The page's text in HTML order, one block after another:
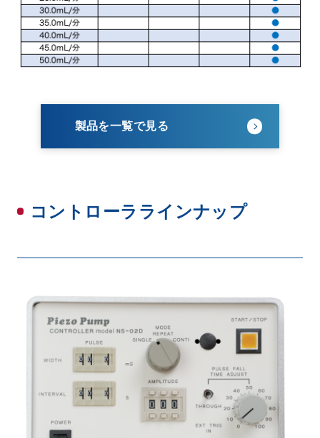
製品を一覧で見る
コントローララインナップ